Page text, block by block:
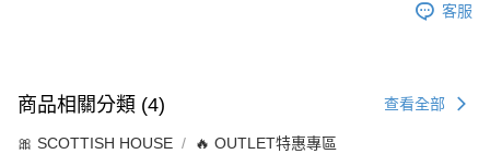
客服
商品相關分類 (4) 查看全部
🎀 SCOTTISH HOUSE 🔥 OUTLET特惠專區